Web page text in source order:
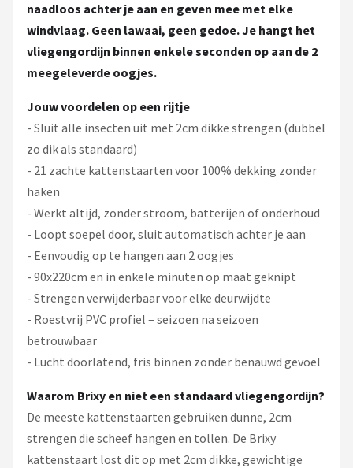
naadloos achter je aan en geven mee met elke
windvlaag. Geen lawaai, geen gedoe. Je hangt het
vliegengordijn binnen enkele seconden op aan de 2
meegeleverde oogjes.
Jouw voordelen op een rijtje
- Sluit alle insecten uit met 2cm dikke strengen (dubbel
zo dik als standaard)
- 21 zachte kattenstaarten voor 100% dekking zonder
haken
- Werkt altijd, zonder stroom, batterijen of onderhoud
- Loopt soepel door, sluit automatisch achter je aan
- Eenvoudig op te hangen aan 2 oogjes
- 90x220cm en in enkele minuten op maat geknipt
- Strengen verwijderbaar voor elke deurwijdte
- Roestvrij PVC profiel – seizoen na seizoen
betrouwbaar
- Lucht doorlatend, fris binnen zonder benauwd gevoel
Waarom Brixy en niet een standaard vliegengordijn?
De meeste kattenstaarten gebruiken dunne, 2cm
strengen die scheef hangen en tollen. De Brixy
kattenstaart lost dit op met 2cm dikke, gewichtige